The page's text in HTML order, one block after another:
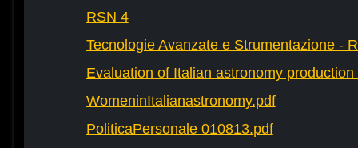
RSN 4
Tecnologie Avanzate e Strumentazione -
Evaluation of Italian astronomy production
WomeninItalianastronomy.pdf
PoliticaPersonale 010813.pdf